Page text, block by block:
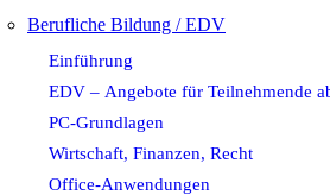
Berufliche Bildung / EDV
Einführung
EDV – Angebote für Teilnehmende
PC-Grundlagen
Wirtschaft, Finanzen, Recht
Office-Anwendungen